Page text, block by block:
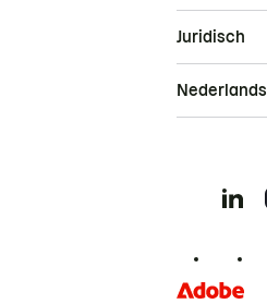
Juridisch
Nederlands